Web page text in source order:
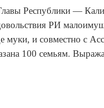
Республики —
РИ
и совместно с
100 семьям.